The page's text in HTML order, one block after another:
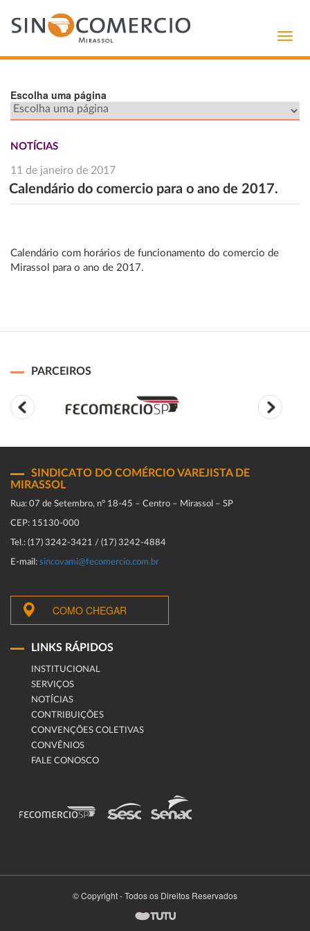
Escolha uma página
NOTÍCIAS
11 de janeiro de 2017
Calendário do comercio para o ano de 2017.
Calendário com horários de funcionamento do comercio de
Mirassol para o ano de 2017.
PARCEIROS
SINDICATO DO COMÉRCIO VAREJISTA DE
MIRASSOL
Rua: 07 de Setembro, n° 18-45 – Centro – Mirassol – SP
CEP: 15130-000
Tel.: (17) 3242-3421 / (17) 3242-4884
E-mail: sincovami@fecomercio.com.br
COMO CHEGAR
LINKS RÁPIDOS
INSTITUCIONAL
SERVIÇOS
NOTÍCIAS
CONTRIBUIÇÕES
CONVENÇÕES COLETIVAS
CONVÊNIOS
FALE CONOSCO
© Copyright - Todos os Direitos Reservados